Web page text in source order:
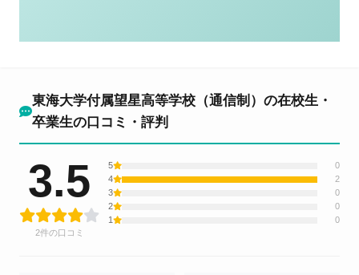
東海大学付属望星高等学校（通信制）の在校生・
卒業生の口コミ・評判
3.5
2件の口コミ
5
0
4
2
3
0
2
0
1
0